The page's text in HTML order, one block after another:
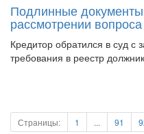
Подлинные
рассмотрении
Кредитор обратился в суд с
требования в реестр
Страницы: 1 ... 91